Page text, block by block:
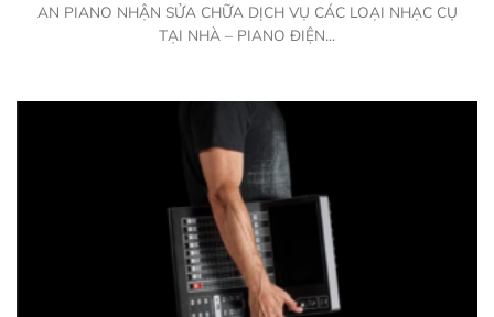
AN PIANO NHẬN SỬA CHỮA DỊCH VỤ CÁC LOẠI NHẠC CỤ
TẠI NHÀ – PIANO ĐIỆN...